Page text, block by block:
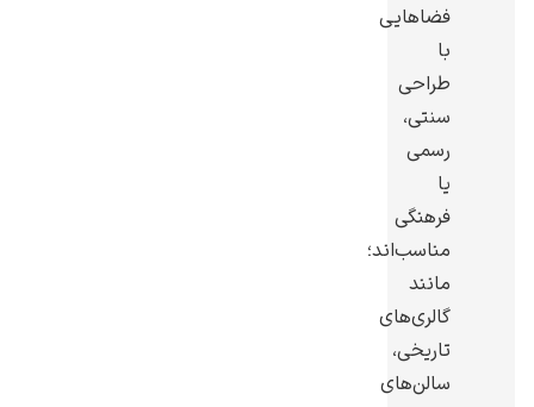
یوهانس فرمیرفضاهایی
با
طراحی
سنتی،
رسمی
یا
فرهنگی
مناسب‌اند؛
مانند
گالری‌های
تاریخی،
سالن‌های